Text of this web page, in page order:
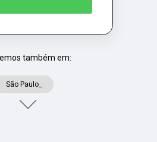
também em:
São Paulo_